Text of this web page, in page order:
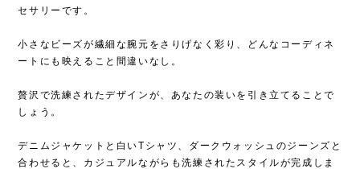
セサリーです。
小さなビーズが繊細な腕元をさりげなく彩り、どんなコーディネ
ートにも映えること間違いなし。
贅沢で洗練されたデザインが、あなたの装いを引き立てることで
しょう。
デニムジャケットと白いTシャツ、ダークウォッシュのジーンズと
合わせると、カジュアルながらも洗練されたスタイルが完成しま